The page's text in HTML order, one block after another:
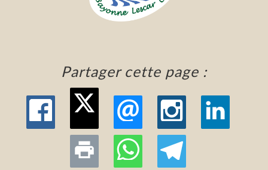
Partager cette page :